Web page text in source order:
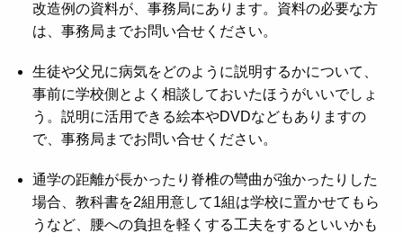
改造例の資料が、事務局にあります。資料の必要な方
は、事務局までお問い合せください。
生徒や父兄に病気をどのように説明するかについて、
事前に学校側とよく相談しておいたほうがいいでしょ
う。説明に活用できる絵本やDVDなどもありますの
で、事務局までお問い合せください。
通学の距離が長かったり脊椎の彎曲が強かったりした
場合、教科書を2組用意して1組は学校に置かせてもら
うなど、腰への負担を軽くする工夫をするといいかも